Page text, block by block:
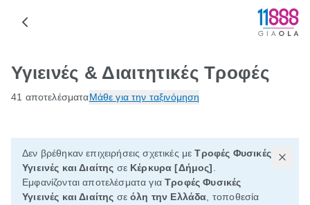
Υγιεινές & Διαιτητικές Τροφές
41 αποτελέσματαΜάθε για την ταξινόμηση
Δεν βρέθηκαν επιχειρήσεις σχετικές μεΤροφές Φυσικές
Υγιεινές και Διαίτης σε Κέρκυρα [Δήμος]
Εμφανίζονται αποτελέσματα γιαΤροφές Φυσικές
Υγιεινές και Διαίτης σεόλη την Ελλάδα , τοποθεσία